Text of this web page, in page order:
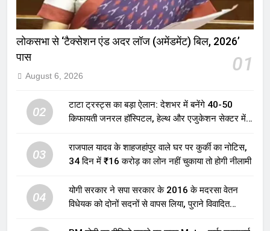
लोकसभा से ‘टैक्सेशन एंड अदर लॉज (अमेंडमेंट) बिल, 2026’
पास
01
August 6, 2026
02
टाटा ट्रस्ट्स का बड़ा ऐलान: देशभर में बनेंगे 40-50
किफायती जनरल हॉस्पिटल, हेल्थ और एजुकेशन सेक्टर में
03
राजपाल यादव के शाहजहांपुर वाले घर पर कुर्की का नोटिस,
34 दिन में ₹16 करोड़ का लोन नहीं चुकाया तो होगी नीलामी
04
योगी सरकार ने सपा सरकार के 2016 के मदरसा वेतन
विधेयक को दोनों सदनों से वापस लिया, पुराने विवादित